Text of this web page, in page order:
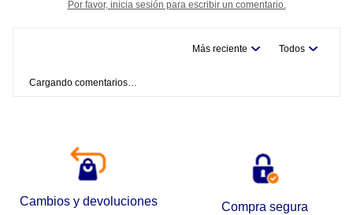
Por favor, inicia sesión para escribir un comentario.
Más reciente Todos
Cargando comentarios…
Cambios y devoluciones Compra segura